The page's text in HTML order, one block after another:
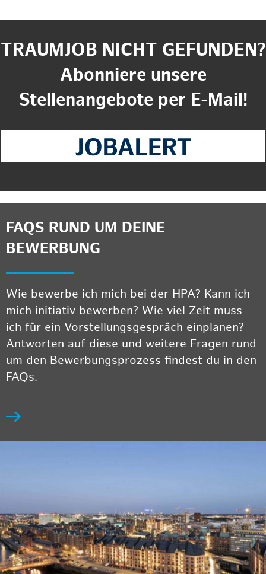
TRAUMJOB NICHT GEFUNDEN?
Abonniere unsere
Stellenangebote per E-Mail!
FAQS RUND UM DEINE
BEWERBUNG
Wie bewerbe ich mich bei der HPA? Kann ich
mich initiativ bewerben? Wie viel Zeit muss
ich für ein Vorstellungsgespräch einplanen?
Antworten auf diese und weitere Fragen rund
um den Bewerbungsprozess findest du in den
FAQs.